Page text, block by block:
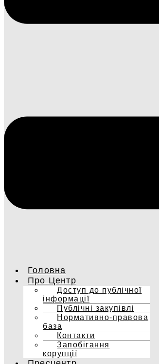
Головна
Про Центр
Доступ до публічної
інформації
Публічні закупівлі
Нормативно-правова
база
Контакти
Запобігання
корупції